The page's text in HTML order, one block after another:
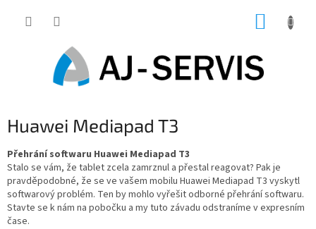
Huawei Mediapad T3
Přehrání softwaru Huawei Mediapad T3
Stalo se vám, že tablet zcela zamrznul a přestal reagovat? Pak je
pravděpodobné, že se ve vašem mobilu Huawei Mediapad T3 vyskytl
softwarový problém. Ten by mohlo vyřešit odborné přehrání softwaru.
Stavte se k nám na pobočku a my tuto závadu odstraníme v expresním
čase.